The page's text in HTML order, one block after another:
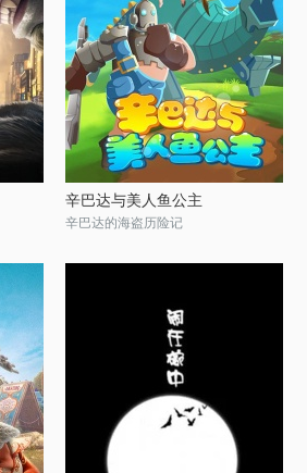
辛巴达与美人鱼公主
辛巴达的海盗历险记